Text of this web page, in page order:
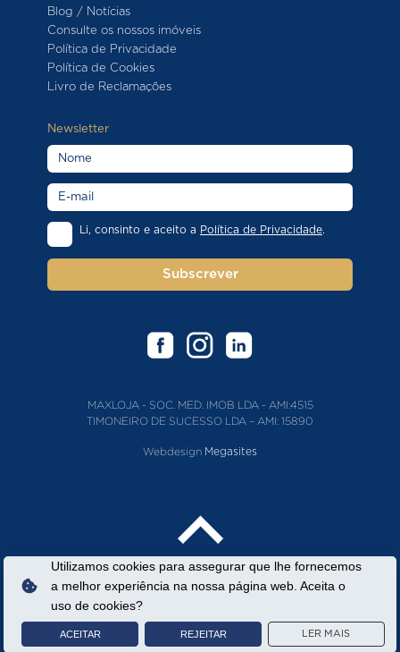
Blog / Notícias
Consulte os nossos imóveis
Política de Privacidade
Política de Cookies
Livro de Reclamações
Newsletter
Li, consinto e aceito a Política de Privacidade.
Subscrever
MAXLOJA - SOC. MED. IMOB LDA - AMI:4515
TIMONEIRO DE SUCESSO LDA – AMI: 15890
Webdesign Megasites
Utilizamos cookies para assegurar que lhe fornecemos
a melhor experiência na nossa página web. Aceita o
uso de cookies?
ACEITAR REJEITAR LER MAIS